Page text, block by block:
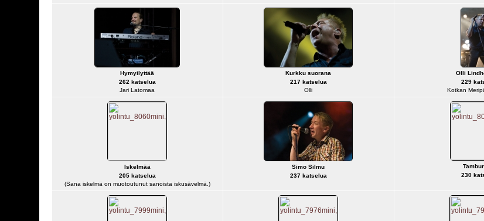
Hymyilyttää
262 katselua
Jari Latomaa
Kurkku suorana
217 katselua
Olli
Olli
229
Kotkan
Iskelmää
205 katselua
(Sana iskelmä on muotoutunut sanoista iskusävelmä.)
Simo Silmu
237 katselua
230